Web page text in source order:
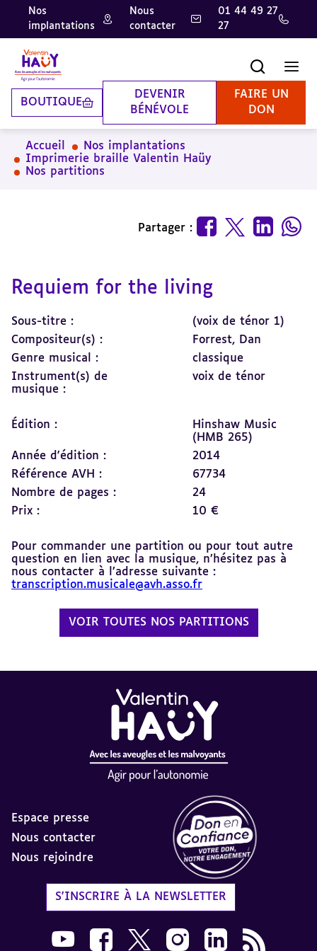
Aller
contenu
principal
Aller
pied
de
page
Aller
la
recherche
Nos
implantations
Nous
contacter
01 44 49 27
27
BOUTIQUE
DEVENIR
BÉNÉVOLE
FAIRE UN
DON
Accueil
Nos implantations
Imprimerie braille Valentin Haüy
Nos partitions
Partager :
Requiem for the living
Sous-titre :
(voix de ténor 1)
Compositeur(s) :
Forrest, Dan
Genre musical :
classique
Instrument(s) de
musique :
voix de ténor
Édition :
Hinshaw Music
(HMB 265)
Année d'édition :
2014
Référence AVH :
67734
Nombre de pages :
24
Prix :
10 €
Pour commander une partition ou pour tout autre
question en lien avec la musique, n’hésitez pas à
nous contacter à l’adresse suivante :
transcription.musicale@avh.asso.fr
VOIR TOUTES NOS PARTITIONS
Espace presse
Nous contacter
Nous rejoindre
S'INSCRIRE À LA NEWSLETTER
Nous suivre sur Youtube AVH dans une
Nous suivre sur Facebook AVH dans
Nous suivre sur X AVH dans une
Nous suivre sur Instagram
Nous suivre sur
Flux RSS